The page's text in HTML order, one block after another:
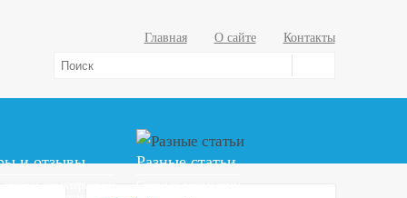
и отзывы Разные статьи
Главная О сайте Контакты